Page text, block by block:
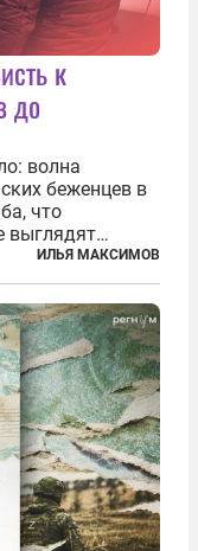
к
до
волна
беженцев в
что
выглядят
к
случай
ИЛЬЯ МАКСИМОВ